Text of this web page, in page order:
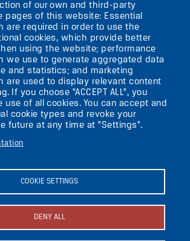
of our own and third-party
pages of this website: Essential
are required in order to use the
cookies, which provide better
using the website; performance
we use to generate aggregated data
and statistics; and marketing
are used to display relevant content
If you choose "ACCEPT ALL", you
use of all cookies. You can accept and
cookie types and revoke your
future at any time at "Settings".
COOKIE SETTINGS
DENY ALL
18